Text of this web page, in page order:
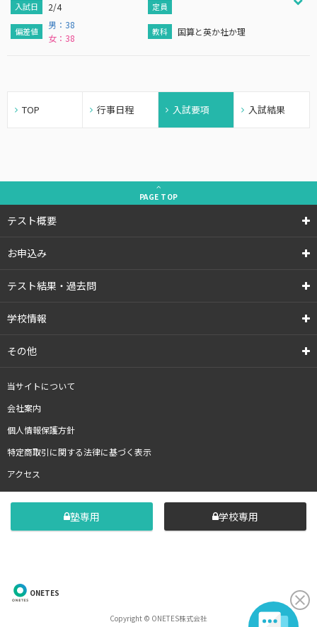
2/4
国算と英か社か理
男：38
女：38
TOP 行事日程 入試要項 入試結果
PAGE TOP
テスト概要
お申込み
テスト結果・過去問
学校情報
その他
当サイトについて
会社案内
個人情報保護方針
特定商取引に関する法律に基づく表示
アクセス
塾専用 学校専用
ONETES
Copyright © ONETES株式会社